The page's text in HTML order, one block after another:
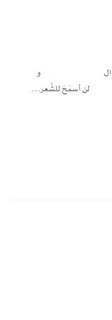
القدال و
لن أسمَحَ للشِّعر…